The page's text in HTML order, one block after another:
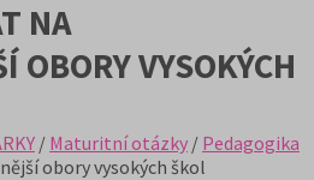
NA
OBORY VYSOKÝCH
/ Maturitní otázky / Pedagogika
obory vysokých škol